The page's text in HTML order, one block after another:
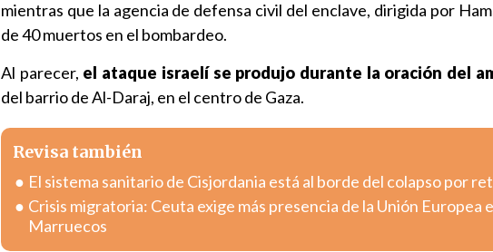
mientras que la agencia de defensa civil del enclave, dirigida por
de 40 muertos en el bombardeo.
Al parecer, el ataque israelí se produjo durante la oración del
del barrio de Al-Daraj, en el centro de Gaza.
Revisa también
El sistema sanitario de Cisjordania está al borde del colapso por
Crisis migratoria: Ceuta exige más presencia de la Unión Europea
Marruecos